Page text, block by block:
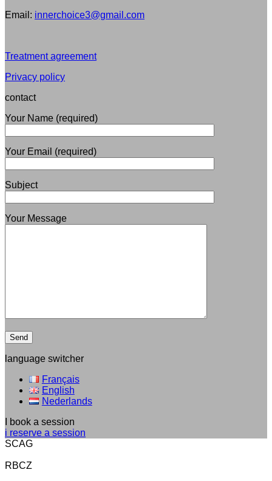
Email: innerchoice3@gmail.com
Treatment agreement
Privacy policy
contact
Your Name (required)
Your Email (required)
Subject
Your Message
language switcher
Français
English
Nederlands
I book a session
i reserve a session
SCAG
RBCZ